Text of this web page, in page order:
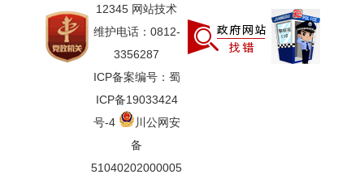
12345 网站技术
维护电话：0812-
3356287
ICP备案编号：蜀
ICP备19033424
号-4
川公网安
备
51040202000005